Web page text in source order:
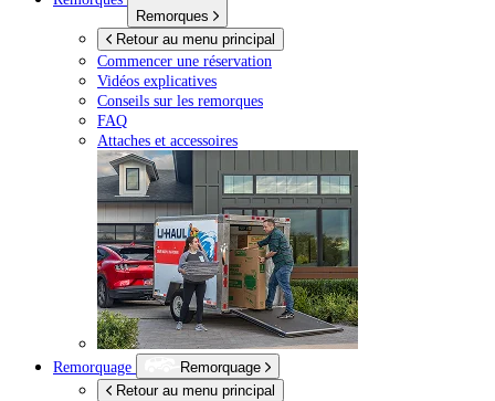
Remorques
Retour au menu principal
Commencer une réservation
Vidéos explicatives
Conseils sur les remorques
FAQ
Attaches et accessoires
Remorquage
Remorquage
Retour au menu principal